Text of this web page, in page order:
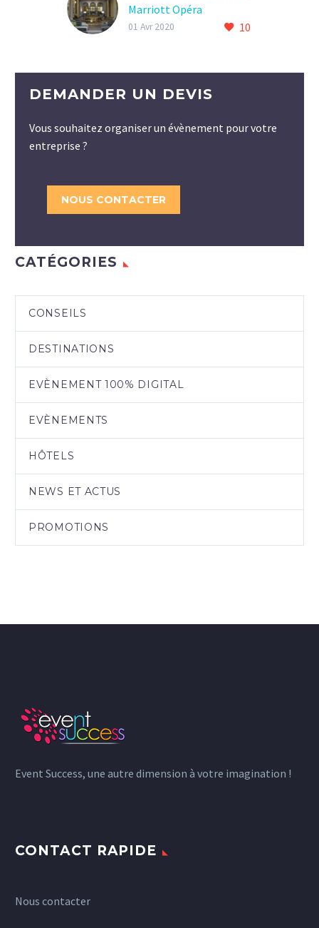
Marriott Opéra
Ambassador
10
01 Avr 2020
DEMANDER UN DEVIS
Vous souhaitez organiser un évènement pour votre
entreprise ?
NOUS CONTACTER
CATÉGORIES
CONSEILS
DESTINATIONS
EVÈNEMENT 100% DIGITAL
EVÈNEMENTS
HÔTELS
NEWS ET ACTUS
PROMOTIONS
Event Success, une autre dimension à votre imagination !
CONTACT RAPIDE
Nous contacter